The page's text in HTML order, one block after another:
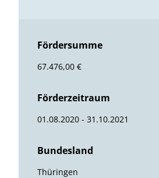
Fördersumme
67.476,00 €
Förderzeitraum
01.08.2020 - 31.10.2021
Bundesland
Thüringen